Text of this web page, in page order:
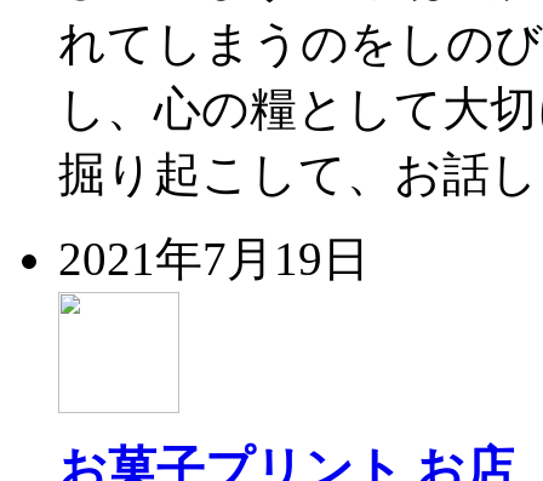
れてしまうのをしの
し、心の糧として大
掘り起こして、お話
2021年7月19日
お菓子プリント お店